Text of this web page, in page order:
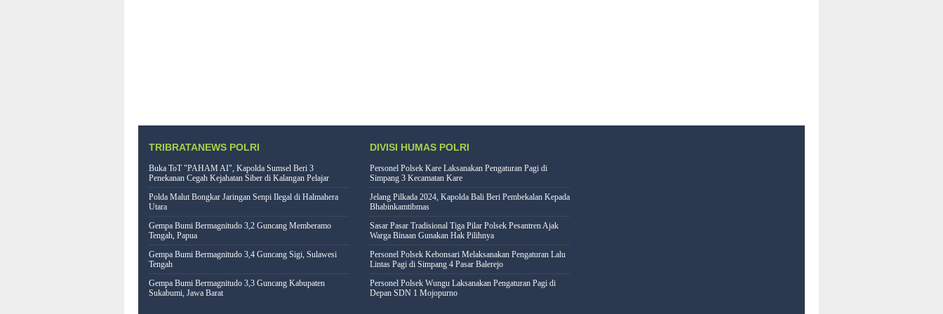
TRIBRATANEWS POLRI
Buka ToT "PAHAM AI", Kapolda Sumsel Beri 3
Penekanan Cegah Kejahatan Siber di Kalangan Pelajar
Polda Malut Bongkar Jaringan Senpi Ilegal di Halmahera
Utara
Gempa Bumi Bermagnitudo 3,2 Guncang Memberamo
Tengah, Papua
Gempa Bumi Bermagnitudo 3,4 Guncang Sigi, Sulawesi
Tengah
Gempa Bumi Bermagnitudo 3,3 Guncang Kabupaten
Sukabumi, Jawa Barat
DIVISI HUMAS POLRI
Personel Polsek Kare Laksanakan Pengaturan Pagi di
Simpang 3 Kecamatan Kare
Jelang Pilkada 2024, Kapolda Bali Beri Pembekalan Kepada
Bhabinkamtibmas
Sasar Pasar Tradisional Tiga Pilar Polsek Pesantren Ajak
Warga Binaan Gunakan Hak Pilihnya
Personel Polsek Kebonsari Melaksanakan Pengaturan Lalu
Lintas Pagi di Simpang 4 Pasar Balerejo
Personel Polsek Wungu Laksanakan Pengaturan Pagi di
Depan SDN 1 Mojopurno